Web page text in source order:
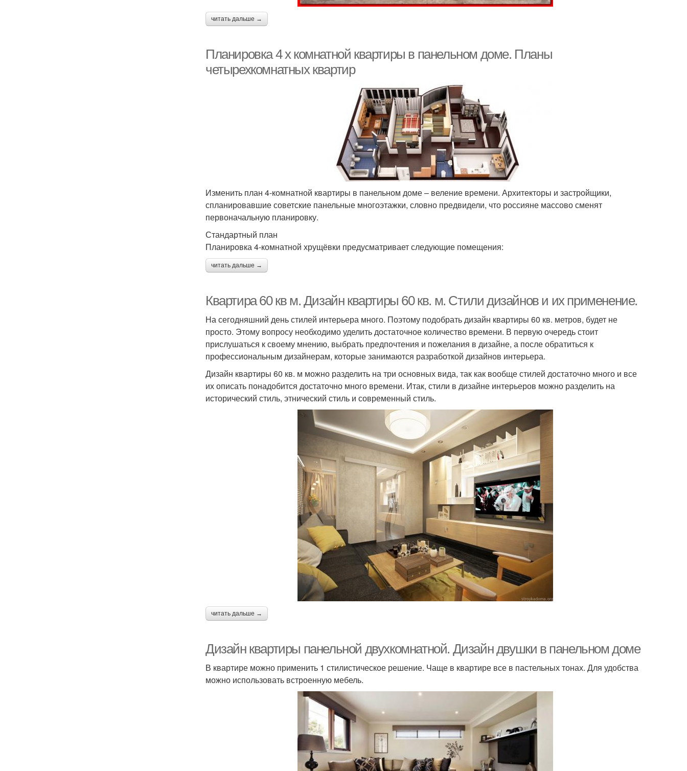
читать дальше →
Планировка 4 х комнатной квартиры в панельном доме. Планы
четырехкомнатных квартир
Изменить план 4-комнатной квартиры в панельном доме – веление времени. Архитекторы и застройщики,
спланировавшие советские панельные многоэтажки, словно предвидели, что россияне массово сменят
первоначальную планировку.
Стандартный план
Планировка 4-комнатной хрущёвки предусматривает следующие помещения:
читать дальше →
Квартира 60 кв м. Дизайн квартиры 60 кв. м. Стили дизайнов и их применение.
На сегодняшний день стилей интерьера много. Поэтому подобрать дизайн квартиры 60 кв. метров, будет не
просто. Этому вопросу необходимо уделить достаточное количество времени. В первую очередь стоит
прислушаться к своему мнению, выбрать предпочтения и пожелания в дизайне, а после обратиться к
профессиональным дизайнерам, которые занимаются разработкой дизайнов интерьера.
Дизайн квартиры 60 кв. м можно разделить на три основных вида, так как вообще стилей достаточно много и все
их описать понадобится достаточно много времени. Итак, стили в дизайне интерьеров можно разделить на
исторический стиль, этнический стиль и современный стиль.
читать дальше →
Дизайн квартиры панельной двухкомнатной. Дизайн двушки в панельном доме
В квартире можно применить 1 стилистическое решение. Чаще в квартире все в пастельных тонах. Для удобства
можно использовать встроенную мебель.